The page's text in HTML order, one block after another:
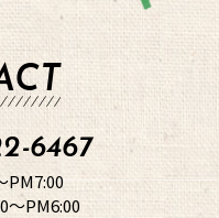
6467
PM6:00